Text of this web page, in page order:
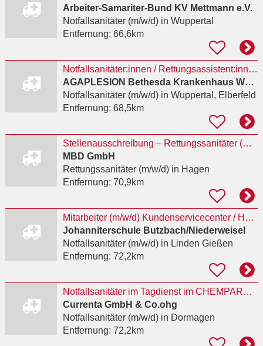
Arbeiter-Samariter-Bund KV Mettmann e.V.
Notfallsanitäter (m/w/d)in Wuppertal
Entfernung: 66,6km
Notfallsanitäter:innen / Rettungsassistent:innen für die Intensivstation (w/m/d)
AGAPLESION Bethesda Krankenhaus Wuppertal gGmbH
Notfallsanitäter (m/w/d)in Wuppertal, Elberfeld
Entfernung: 68,5km
Stellenausschreibung – Rettungssanitäter (m/w/d) für den qualifizierten Krankentransport in
MBD GmbH
Rettungssanitäter (m/w/d)in Hagen
Entfernung: 70,9km
Mitarbeiter (m/w/d) Kundenservicecenter / Hausnotrufzentrale – Schwerpunkt Nacht- und...
Johanniterschule Butzbach/Niederweisel
Notfallsanitäter (m/w/d)in Linden Gießen
Entfernung: 72,2km
Notfallsanitäter im Tagdienst im CHEMPARK Dormagen (m/w/d)
Currenta GmbH & Co.ohg
Notfallsanitäter (m/w/d)in Dormagen
Entfernung: 72,2km